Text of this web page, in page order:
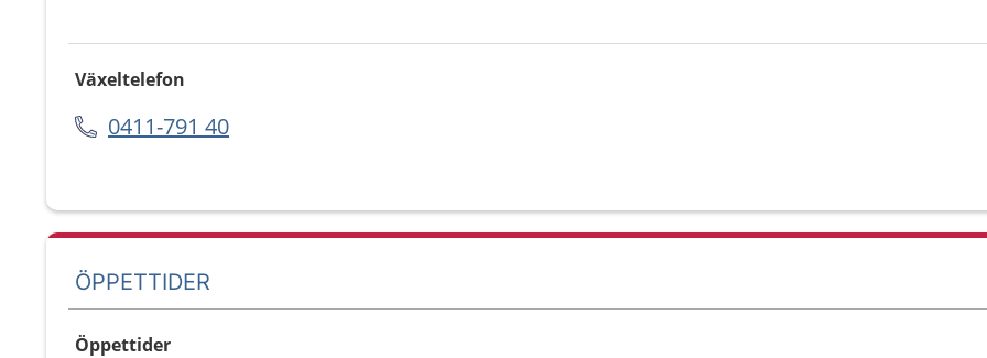
Växeltelefon
0411-791 40
ÖPPETTIDER
Öppettider